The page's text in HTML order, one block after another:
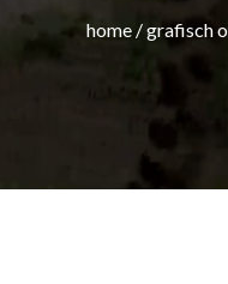
home /grafisch